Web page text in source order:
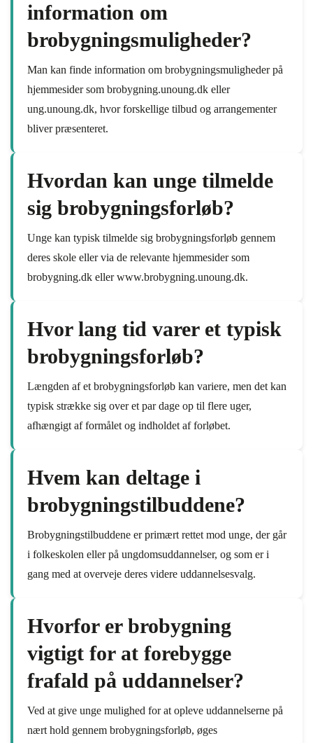
information om
brobygningsmuligheder?
Man kan finde information om brobygningsmuligheder på
hjemmesider som brobygning.unoung.dk eller
ung.unoung.dk, hvor forskellige tilbud og arrangementer
bliver præsenteret.
Hvordan kan unge tilmelde
sig brobygningsforløb?
Unge kan typisk tilmelde sig brobygningsforløb gennem
deres skole eller via de relevante hjemmesider som
brobygning.dk eller www.brobygning.unoung.dk.
Hvor lang tid varer et typisk
brobygningsforløb?
Længden af et brobygningsforløb kan variere, men det kan
typisk strække sig over et par dage op til flere uger,
afhængigt af formålet og indholdet af forløbet.
Hvem kan deltage i
brobygningstilbuddene?
Brobygningstilbuddene er primært rettet mod unge, der går
i folkeskolen eller på ungdomsuddannelser, og som er i
gang med at overveje deres videre uddannelsesvalg.
Hvorfor er brobygning
vigtigt for at forebygge
frafald på uddannelser?
Ved at give unge mulighed for at opleve uddannelserne på
nært hold gennem brobygningsforløb, øges